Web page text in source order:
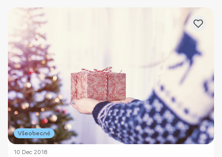
Všeobecné
10 Dec 2018